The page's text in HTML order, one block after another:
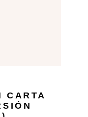
CARTA